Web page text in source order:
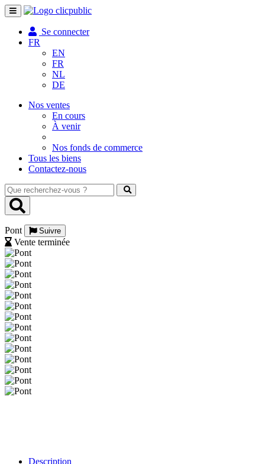
Toggle
navigation
Se connecter
FR
EN
FR
NL
DE
Nos ventes
En cours
À venir
Nos fonds de commerce
Tous les biens
Contactez-nous
Que
recherchez-
vous
Pont
Suivre
Vente terminée
Description